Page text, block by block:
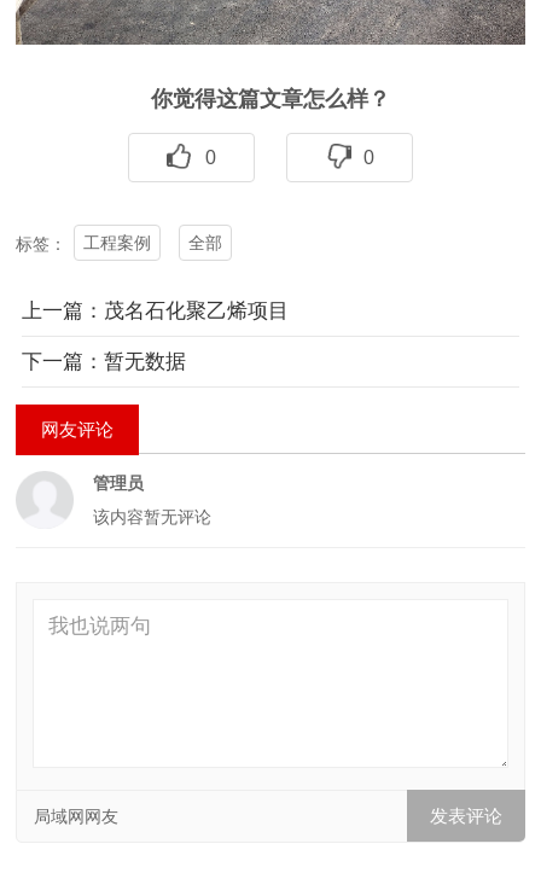
你觉得这篇文章怎么样？
0 0
标签： 工程案例 全部
上一篇：茂名石化聚乙烯项目
下一篇：暂无数据
网友评论
管理员
该内容暂无评论
局域网网友